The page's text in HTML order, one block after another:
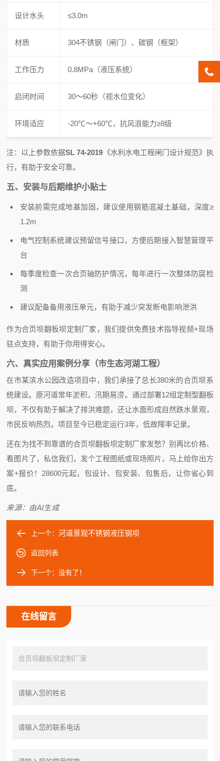
设计水头 ≤3.0m
材质 304不锈钢（闸门）、碳钢（框架）
工作压力 0.8MPa（液压系统）
启闭时间 30～60秒（视水位变化）
环境适应 -20℃～+60℃，抗风浪能力≥8级
注：以上参数依据SL 74-2019 《水利水电工程闸门设计规范》执
行，有助于安全可靠。
五、安装与后期维护小贴士
安装前需完成地基加固，建议使用钢筋混凝土基础，深度≥
1.2m
电气控制系统建议预留信号接口，方便后期接入智慧管理平
台
每季度检查一次合页轴防护情况，每年进行一次整体防腐检
测
建议配备备用液压单元，有助于减少突发断电影响泄洪
作为合页坝翻板坝定制厂家，我们提供免费技术指导视频+现场
驻点支持，有助于你用得安心。
六、真实应用案例分享（市生态河湖工程）
在市某滨水公园改造项目中，我们承接了总长380米的合页坝系
统建设。原河道常年淤积，汛期易涝。通过部署12组定制型翻板
坝，不仅有助于解决了排洪难题，还让水面形成自然跌水景观，
市民反响热烈。项目至今已稳定运行3年，低故障率记录。
还在为找不到靠谱的合页坝翻板坝定制厂家发愁？别再比价格、
看图片了，私信我们，发个工程图纸或现场照片，马上给你出方
案+报价！28600元起，包设计、包安装、包售后，让你省心到
底。
来源：由AI生成
上一个：河道景观不锈钢液压钢坝
返回列表
下一个：没有了！
在线留言